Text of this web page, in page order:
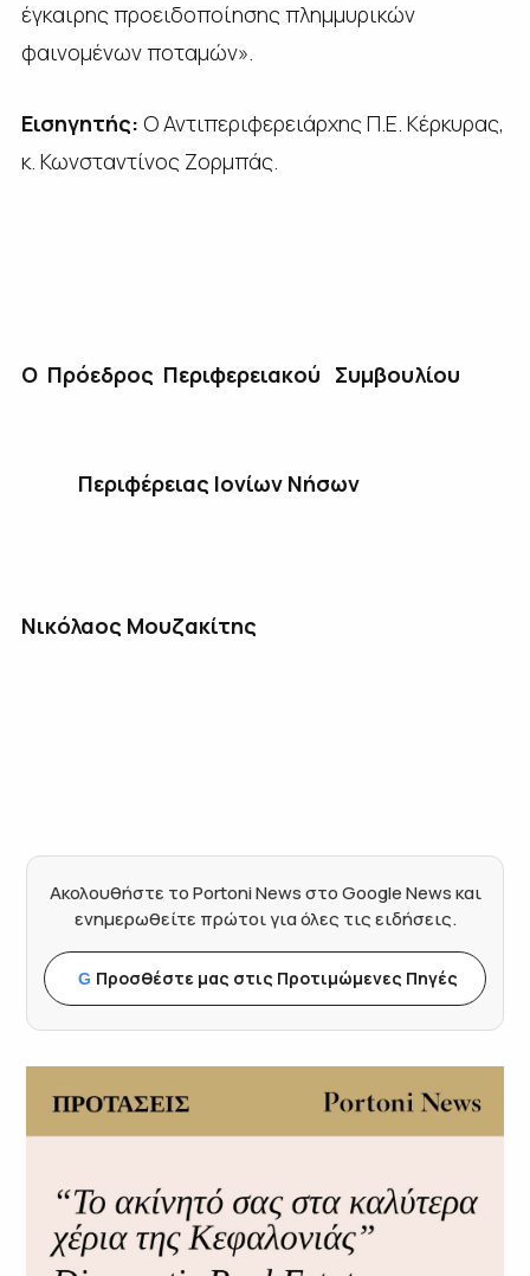
έγκαιρης προειδοποίησης πλημμυρικών
φαινομένων ποταμών».
Εισηγητής: Ο Αντιπεριφερειάρχης Π.Ε. Κέρκυρας,
κ. Κωνσταντίνος Ζορμπάς.
Ο Πρόεδρος Περιφερειακού Συμβουλίου
Περιφέρειας Ιονίων Νήσων
Νικόλαος Μουζακίτης
Ακολουθήστε το Portoni News στο Google News και
ενημερωθείτε πρώτοι για όλες τις ειδήσεις.
G Προσθέστε μας στις Προτιμώμενες Πηγές